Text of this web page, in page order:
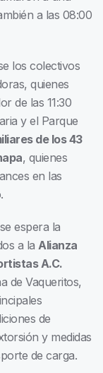
a las 08:00
los colectivos
quienes
de las 11:30
y el Parque
de los 43
, quienes
en las
espera la
a la Alianza
A.C.
de Vaqueritos,
de
y medidas
de carga.